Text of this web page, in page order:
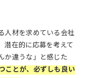
人材を求めている会社
潜在的に応募を考えて
か違うな」と感じた
ことが、必ずしも良い